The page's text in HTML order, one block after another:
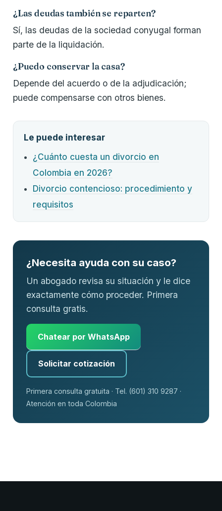
¿Las deudas también se reparten?
Sí, las deudas de la sociedad conyugal forman
parte de la liquidación.
¿Puedo conservar la casa?
Depende del acuerdo o de la adjudicación;
puede compensarse con otros bienes.
Le puede interesar
¿Cuánto cuesta un divorcio en
Colombia en 2026?
Divorcio contencioso: procedimiento y
requisitos
¿Necesita ayuda con su caso?
Un abogado revisa su situación y le dice
exactamente cómo proceder. Primera
consulta gratis.
Chatear por WhatsApp
Solicitar cotización
Primera consulta gratuita · Tel. (601) 310 9287 ·
Atención en toda Colombia